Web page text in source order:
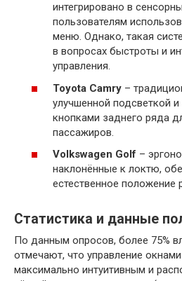
интегрировано в
пользователям
меню. Однако, такая
в вопросах быстроты и
управления.
Toyota Camry –
улучшенной подсветкой
кнопками заднего ряда
пассажиров.
Volkswagen Golf –
наклонённые к локтю,
естественное положение
Статистика и данные
По данным опросов, более 75%
отмечают, что управление
максимально интуитивным и